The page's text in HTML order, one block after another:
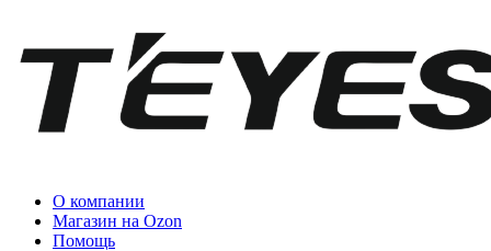
О компании
Магазин на Ozon
Помощь